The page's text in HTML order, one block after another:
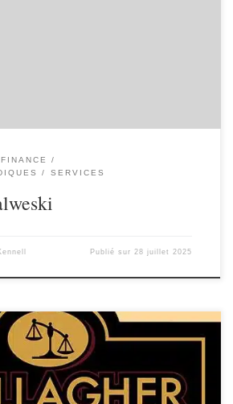
SERVICES
Publié sur28 juillet 2025